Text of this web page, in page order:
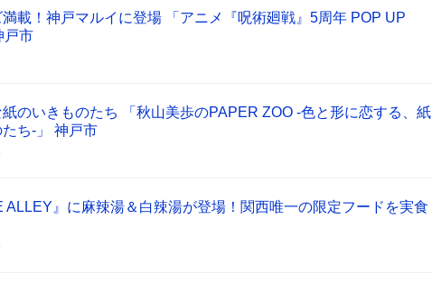
満載！神戸マルイに登場 「アニメ『呪術廻戦』5周年 POP UP
戸市
のいきものたち 「秋山美歩のPAPER ZOO -色と形に恋する、紙
ち-」 神戸市
ALLEY』に麻辣湯＆白辣湯が登場！関西唯一の限定フードを実食